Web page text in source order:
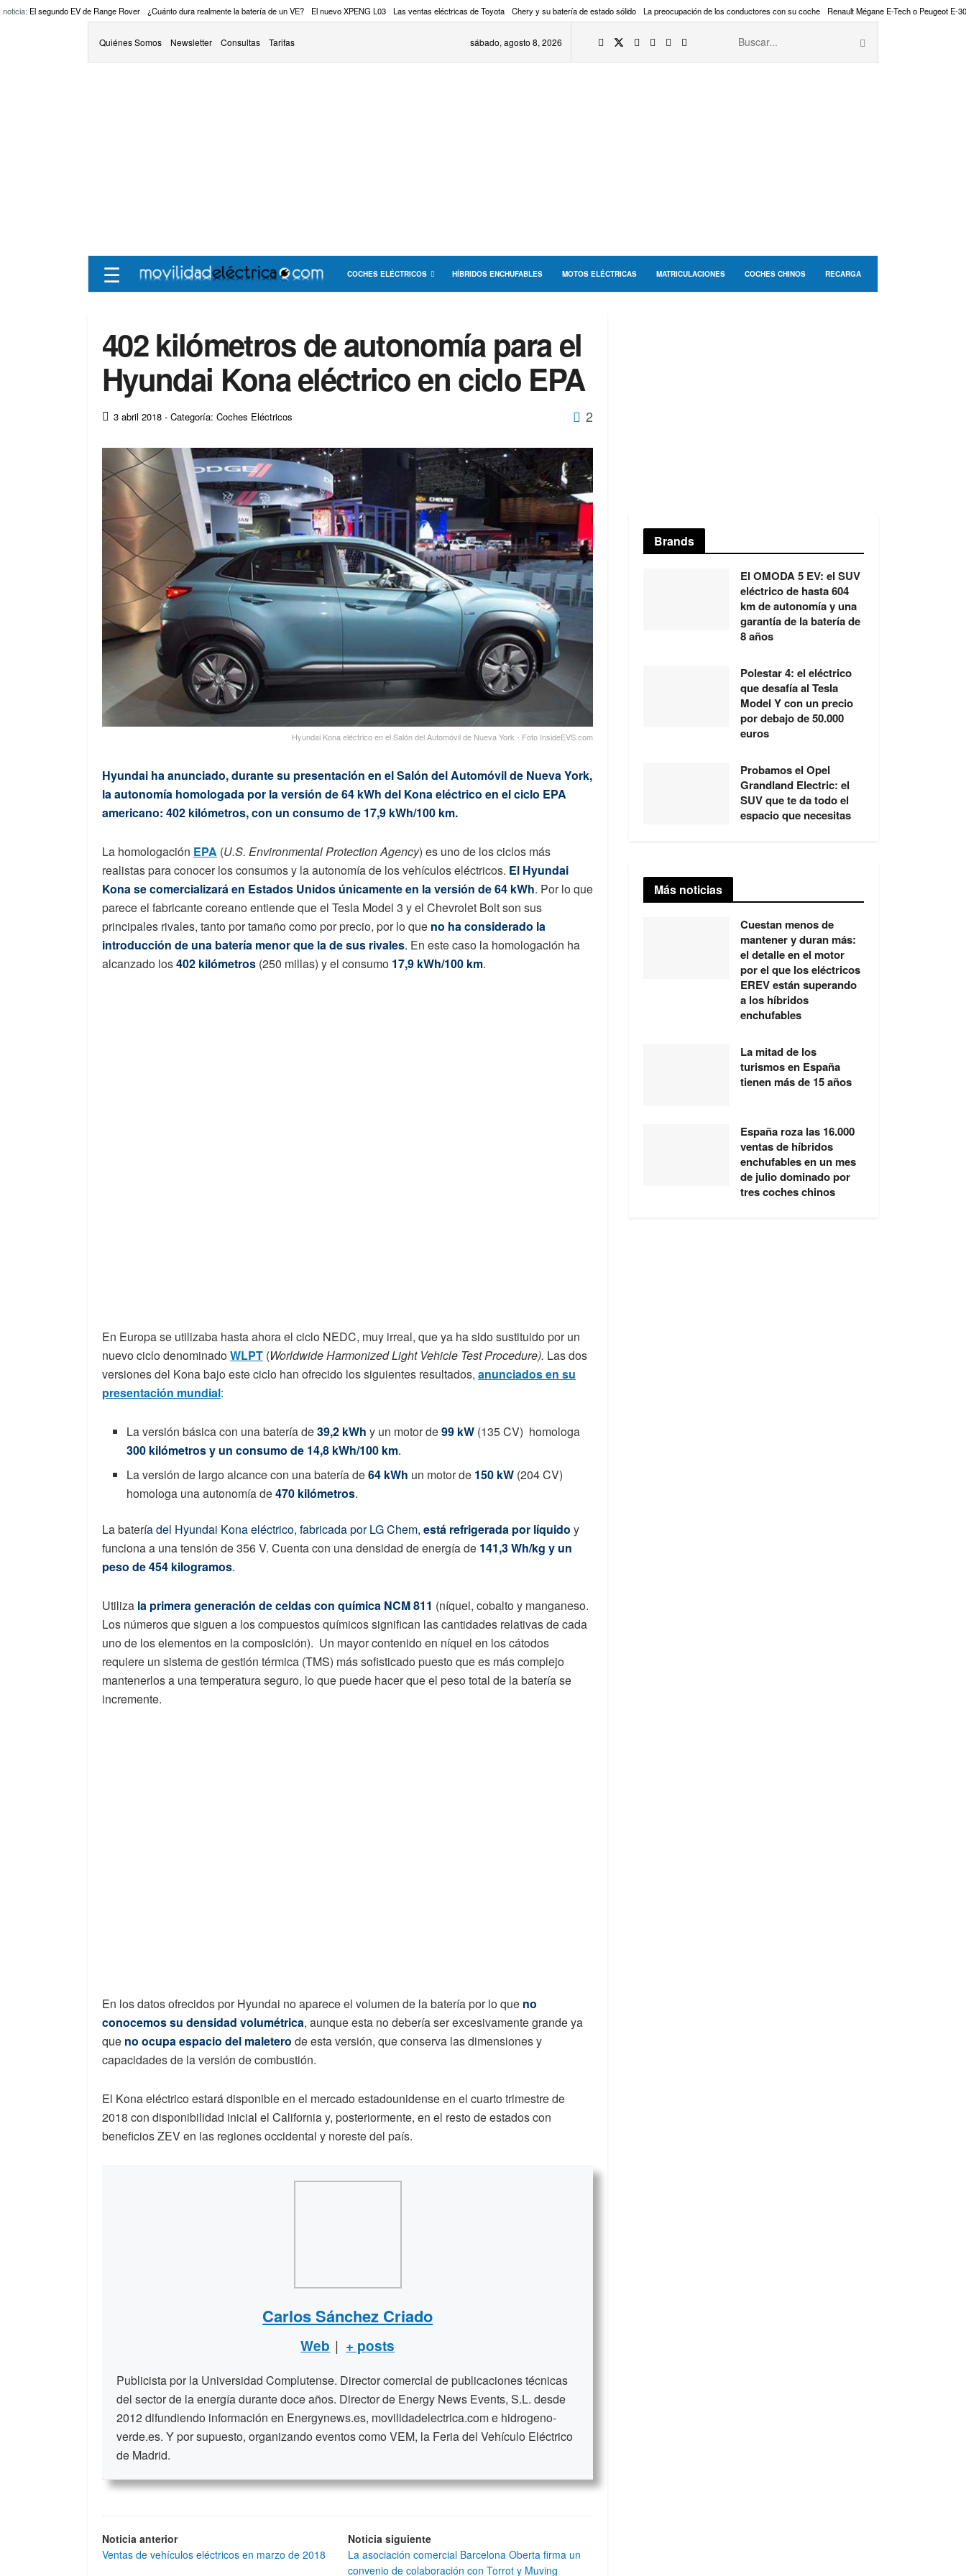
noticia: El segundo EV de Range Rover ¿Cuánto dura realmente la batería de un VE? El nuevo XPENG L03 Las ventas eléctricas de Toyota Chery y su batería de estado sólido La preocupación de los conductores con su coche Renault Mégane E-Tech o Peugeot E-
Quiénes Somos Newsletter Consultas Tarifas sábado, agosto 8, 2026
☰ COCHES ELÉCTRICOS HÍBRIDOS ENCHUFABLES MOTOS ELÉCTRICAS MATRICULACIONES COCHES CHINOS RECARGA
402 kilómetros de autonomía para el
Hyundai Kona eléctrico en ciclo EPA
3 abril 2018 - Categoría: Coches Eléctricos 2
Hyundai Kona eléctrico en el Salón del Automóvil de Nueva York - Foto InsideEVS.com
Hyundai ha anunciado, durante su presentación en el Salón del Automóvil de Nueva York,
la autonomía homologada por la versión de 64 kWh del Kona eléctrico en el ciclo EPA
americano: 402 kilómetros, con un consumo de 17,9 kWh/100 km.
La homologación EPA (U.S. Environmental Protection Agency) es uno de los ciclos más
realistas para conocer los consumos y la autonomía de los vehículos eléctricos. El Hyundai
Kona se comercializará en Estados Unidos únicamente en la versión de 64 kWh. Por lo que
parece el fabricante coreano entiende que el Tesla Model 3 y el Chevrolet Bolt son sus
principales rivales, tanto por tamaño como por precio, por lo que no ha considerado la
introducción de una batería menor que la de sus rivales. En este caso la homologación ha
alcanzado los402 kilómetros (250 millas) y el consumo 17,9 kWh/100 km.
En Europa se utilizaba hasta ahora el ciclo NEDC, muy irreal, que ya ha sido sustituido por un
nuevo ciclo denominadoWLPT (Worldwide Harmonized Light Vehicle Test Procedure). Las dos
versiones del Kona bajo este ciclo han ofrecido los siguientes resultados, anunciados en su
presentación mundial:
La versión básica con una batería de39,2 kWh y un motor de99 kW (135 CV) homologa
300 kilómetros y un consumo de 14,8 kWh/100 km.
La versión de largo alcance con una batería de64 kWh un motor de 150 kW (204 CV)
homologa una autonomía de470 kilómetros.
La batería del Hyundai Kona eléctrico, fabricada por LG Chem, está refrigerada por líquido y
funciona a una tensión de 356 V. Cuenta con una densidad de energía de 141,3 Wh/kg y un
peso de 454 kilogramos.
Utiliza la primera generación de celdas con química NCM 811 (níquel, cobalto y manganeso.
Los números que siguen a los compuestos químicos significan las cantidades relativas de cada
uno de los elementos en la composición). Un mayor contenido en níquel en los cátodos
requiere un sistema de gestión térmica (TMS) más sofisticado puesto que es más complejo
mantenerlos a una temperatura seguro, lo que puede hacer que el peso total de la batería se
incremente.
En los datos ofrecidos por Hyundai no aparece el volumen de la batería por lo que no
conocemos su densidad volumétrica, aunque esta no debería ser excesivamente grande ya
que no ocupa espacio del maletero de esta versión, que conserva las dimensiones y
capacidades de la versión de combustión.
El Kona eléctrico estará disponible en el mercado estadounidense en el cuarto trimestre de
2018 con disponibilidad inicial el California y, posteriormente, en el resto de estados con
beneficios ZEV en las regiones occidental y noreste del país.
Carlos Sánchez Criado
Web | + posts
Publicista por la Universidad Complutense. Director comercial de publicaciones técnicas
del sector de la energía durante doce años. Director de Energy News Events, S.L. desde
2012 difundiendo información en Energynews.es, movilidadelectrica.com e hidrogeno-
verde.es. Y por supuesto, organizando eventos como VEM, la Feria del Vehículo Eléctrico
de Madrid.
Noticia anterior
Ventas de vehículos eléctricos en marzo de 2018
Noticia siguiente
La asociación comercial Barcelona Oberta firma un
convenio de colaboración con Torrot y Muving
Brands
El OMODA 5 EV: el SUV
eléctrico de hasta 604
km de autonomía y una
garantía de la batería de
8 años
Polestar 4: el eléctrico
que desafía al Tesla
Model Y con un precio
por debajo de 50.000
euros
Probamos el Opel
Grandland Electric: el
SUV que te da todo el
espacio que necesitas
Más noticias
Cuestan menos de
mantener y duran más:
el detalle en el motor
por el que los eléctricos
EREV están superando
a los híbridos
enchufables
La mitad de los
turismos en España
tienen más de 15 años
España roza las 16.000
ventas de híbridos
enchufables en un mes
de julio dominado por
tres coches chinos